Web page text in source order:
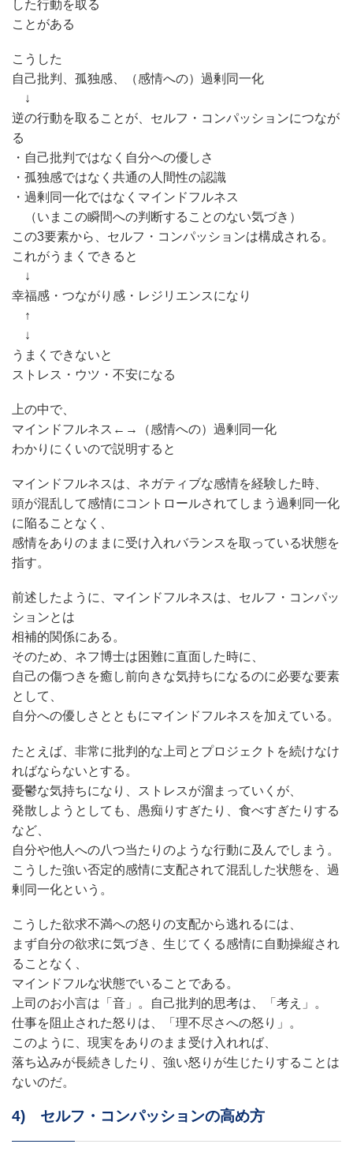
した行動を取る
ことがある
こうした
自己批判、孤独感、（感情への）過剰同一化
↓
逆の行動を取ることが、セルフ・コンパッションにつなが
る
・自己批判ではなく自分への優しさ
・孤独感ではなく共通の人間性の認識
・過剰同一化ではなくマインドフルネス
（いまこの瞬間への判断することのない気づき）
この3要素から、セルフ・コンパッションは構成される。
これがうまくできると
↓
幸福感・つながり感・レジリエンスになり
↑
↓
うまくできないと
ストレス・ウツ・不安になる
上の中で、
マインドフルネス←→（感情への）過剰同一化
わかりにくいので説明すると
マインドフルネスは、ネガティブな感情を経験した時、
頭が混乱して感情にコントロールされてしまう過剰同一化
に陥ることなく、
感情をありのままに受け入れバランスを取っている状態を
指す。
前述したように、マインドフルネスは、セルフ・コンパッ
ションとは
相補的関係にある。
そのため、ネフ博士は困難に直面した時に、
自己の傷つきを癒し前向きな気持ちになるのに必要な要素
として、
自分への優しさとともにマインドフルネスを加えている。
たとえば、非常に批判的な上司とプロジェクトを続けなけ
ればならないとする。
憂鬱な気持ちになり、ストレスが溜まっていくが、
発散しようとしても、愚痴りすぎたり、食べすぎたりする
など、
自分や他人への八つ当たりのような行動に及んでしまう。
こうした強い否定的感情に支配されて混乱した状態を、過
剰同一化という。
こうした欲求不満への怒りの支配から逃れるには、
まず自分の欲求に気づき、生じてくる感情に自動操縦され
ることなく、
マインドフルな状態でいることである。
上司のお小言は「音」。自己批判的思考は、「考え」。
仕事を阻止された怒りは、「理不尽さへの怒り」。
このように、現実をありのまま受け入れれば、
落ち込みが長続きしたり、強い怒りが生じたりすることは
ないのだ。
4) セルフ・コンパッションの高め方